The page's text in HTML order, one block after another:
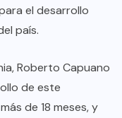
el desarrollo
país.
Roberto Capuano
de este
de 18 meses, y